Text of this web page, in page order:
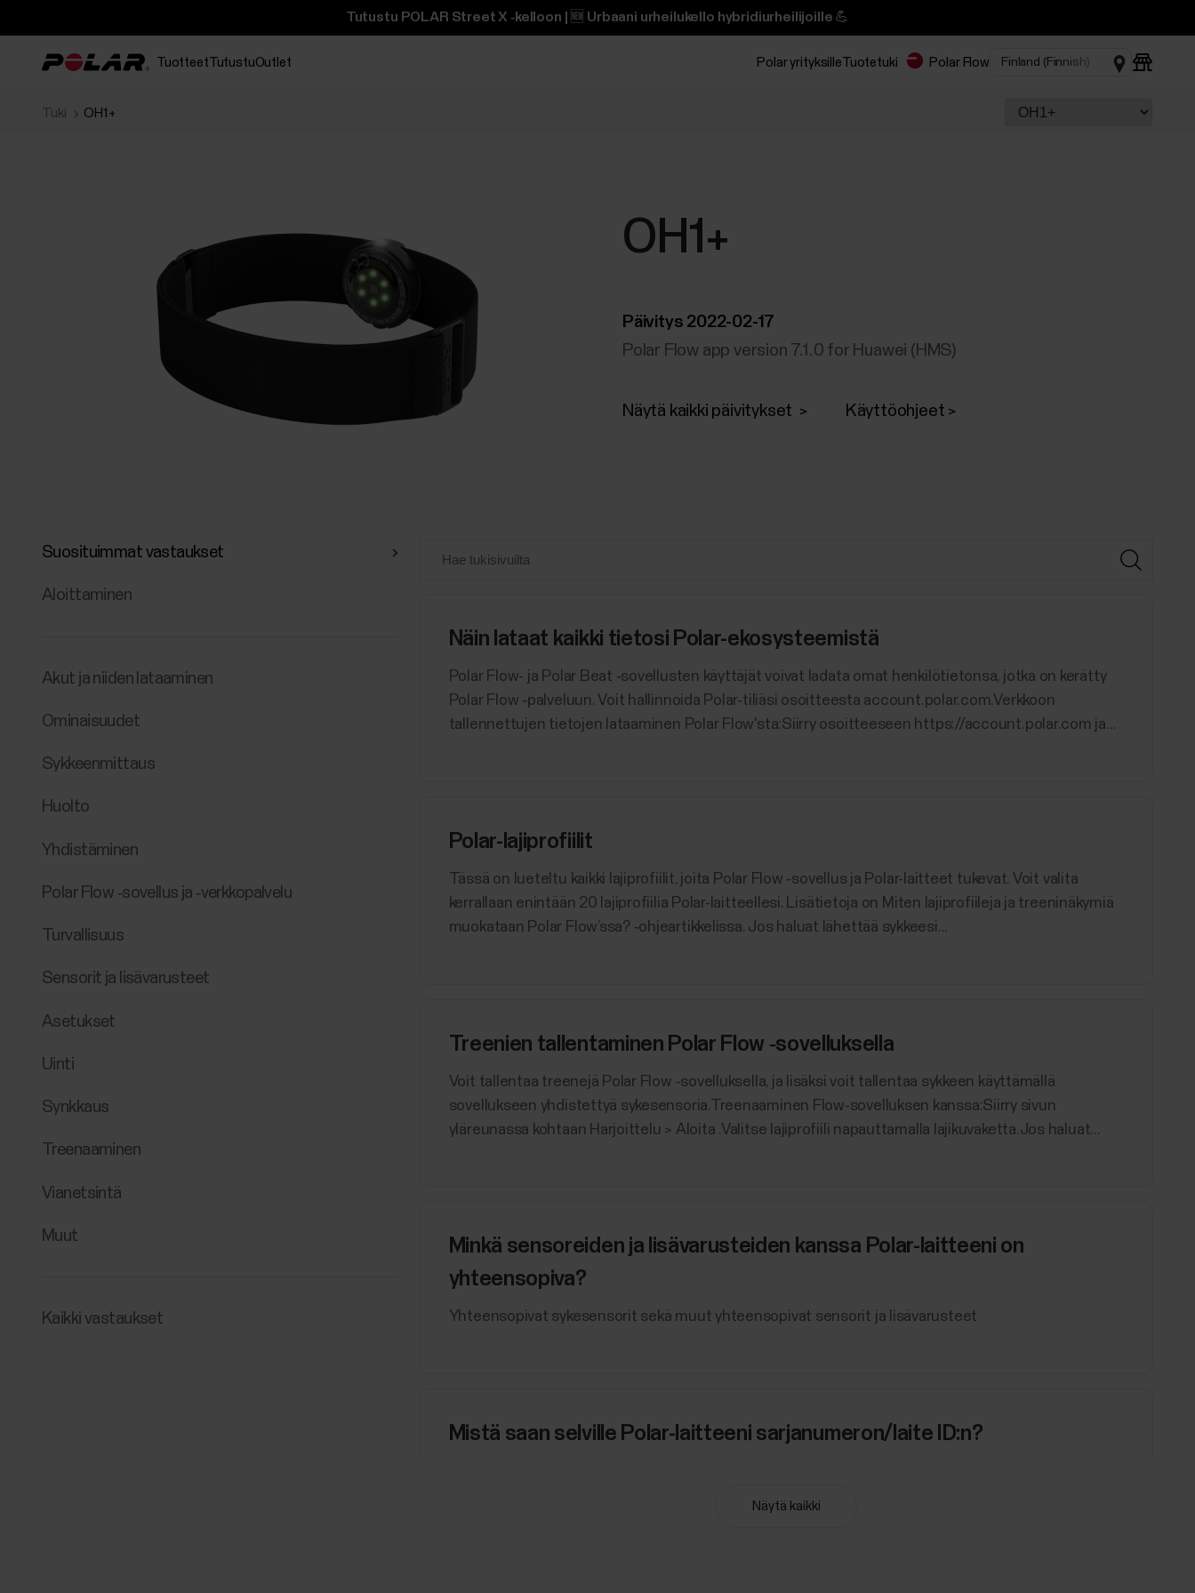
Tutustu POLAR Street X ‑kelloon | 🆕 Urbaani urheilukello hybridiurheilijoille 💪
TuotteetTutustuOutlet Polar yrityksilleTuotetuki Polar Flow
Tuki OH1+
OH1+
Päivitys 2022-02-17
Polar Flow app version 7.1.0 for Huawei (HMS)
Näytä kaikki päivitykset Käyttöohjeet
Suosituimmat vastaukset
Aloittaminen
Akut ja niiden lataaminen
Ominaisuudet
Sykkeenmittaus
Huolto
Yhdistäminen
Polar Flow ‑sovellus ja ‑verkkopalvelu
Turvallisuus
Sensorit ja lisävarusteet
Asetukset
Uinti
Synkkaus
Treenaaminen
Vianetsintä
Muut
Kaikki vastaukset
Näin lataat kaikki tietosi Polar-ekosysteemistä
Polar Flow- ja Polar Beat ‑sovellusten käyttäjät voivat ladata omat henkilötietonsa, jotka on kerätty
Polar Flow ‑palveluun. Voit hallinnoida Polar-tiliäsi osoitteesta account.polar.com.Verkkoon
tallennettujen tietojen lataaminen Polar Flow'sta:Siirry osoitteeseen https://account.polar.com ja...
Polar-lajiprofiilit
Tässä on lueteltu kaikki lajiprofiilit, joita Polar Flow ‑sovellus ja Polar-laitteet tukevat. Voit valita
kerrallaan enintään 20 lajiprofiilia Polar-laitteellesi. Lisätietoja on Miten lajiprofiileja ja treeninäkymiä
muokataan Polar Flow’ssa? ‑ohjeartikkelissa. Jos haluat lähettää sykkeesi...
Treenien tallentaminen Polar Flow ‑sovelluksella
Voit tallentaa treenejä Polar Flow ‑sovelluksella, ja lisäksi voit tallentaa sykkeen käyttämällä
sovellukseen yhdistettyä sykesensoria.Treenaaminen Flow-sovelluksen kanssa:Siirry sivun
yläreunassa kohtaan Harjoittelu > Aloita .Valitse lajiprofiili napauttamalla lajikuvaketta.Jos haluat...
Minkä sensoreiden ja lisävarusteiden kanssa Polar-laitteeni on
yhteensopiva?
Yhteensopivat sykesensorit sekä muut yhteensopivat sensorit ja lisävarusteet
Mistä saan selville Polar-laitteeni sarjanumeron/laite ID:n?
Näytä kaikki